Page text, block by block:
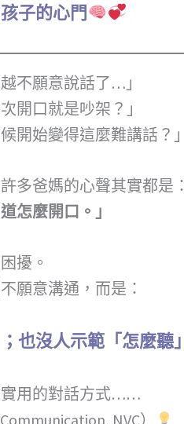
子的心門
不願意說話了…」
開口就是吵架？」
開始變得這麼難講話？」
多爸媽的心聲其實都是：
怎麼開口。」
擾。
願意溝通，而是：
也沒人示範「怎麼聽」
實用的對話方式……
NVC）